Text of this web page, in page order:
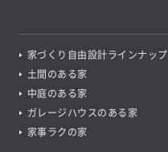
家づくり自由設計ラインナップ
土間のある家
中庭のある家
ガレージハウスのある家
家事ラクの家